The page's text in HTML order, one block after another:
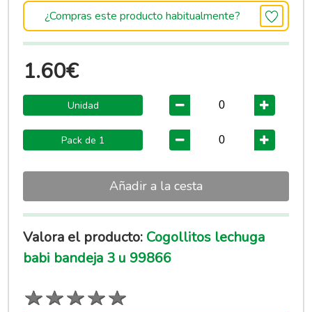
¿Compras este producto habitualmente?
1.60€
Unidad
Pack de 1
Añadir a la cesta
Valora el producto: Cogollitos lechuga
babi bandeja 3 u 99866